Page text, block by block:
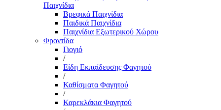
Παιχνίδια
Βρεφικά Παιχνίδια
Παιδικά Παιχνίδια
Παιχνίδια Εξωτερικού Χώρου
Φροντίδα
Γιογιό
/
Είδη Εκπαίδευσης Φαγητού
/
Καθίσματα Φαγητού
/
Καρεκλάκια Φαγητού